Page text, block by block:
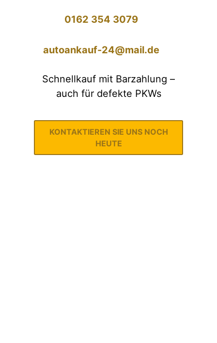
0162 354 3079
autoankauf-24@mail.de
Schnellkauf mit Barzahlung –
auch für defekte PKWs
KONTAKTIEREN SIE UNS NOCH
HEUTE